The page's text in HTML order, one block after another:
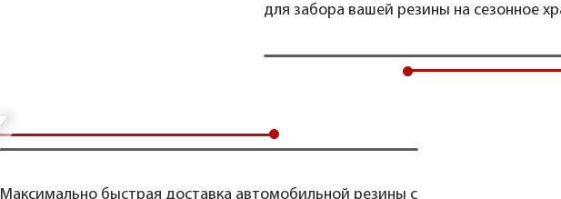
для забора вашей резины на сезонное
Максимально быстрая доставка автомобильной резины с